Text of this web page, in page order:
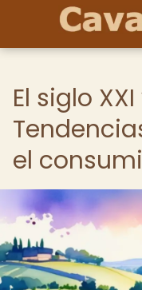
El siglo
el